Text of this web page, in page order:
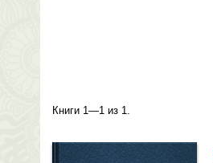
Книги 1—1 из 1.